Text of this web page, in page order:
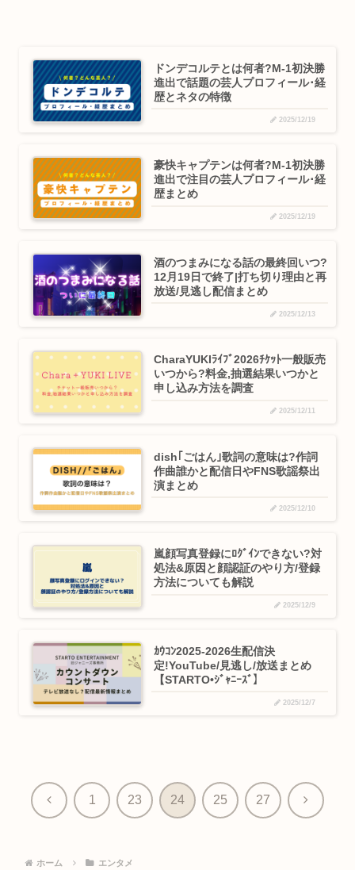
ドンデコルテとは何者?M-1初決勝
進出で話題の芸人プロフィール･経
歴とネタの特徴
2025/12/19
豪快キャプテンは何者?M-1初決勝
進出で注目の芸人プロフィール･経
歴まとめ
2025/12/19
酒のつまみになる話の最終回いつ?
12月19日で終了|打ち切り理由と再
放送/見逃し配信まとめ
2025/12/13
CharaYUKIﾗｲﾌﾞ2026ﾁｹｯﾄ一般販売
いつから?料金,抽選結果いつかと
申し込み方法を調査
2025/12/11
dish｢ごはん｣歌詞の意味は?作詞
作曲誰かと配信日やFNS歌謡祭出
演まとめ
2025/12/10
嵐顔写真登録にﾛｸﾞｲﾝできない?対
処法&原因と顔認証のやり方/登録
方法についても解説
2025/12/9
ｶｳｺﾝ2025-2026生配信決
定!YouTube/見逃し/放送まとめ
【STARTO•ｼﾞｬﾆｰｽﾞ】
2025/12/7
前 1 23 24 25 27 次
ホーム エンタメ